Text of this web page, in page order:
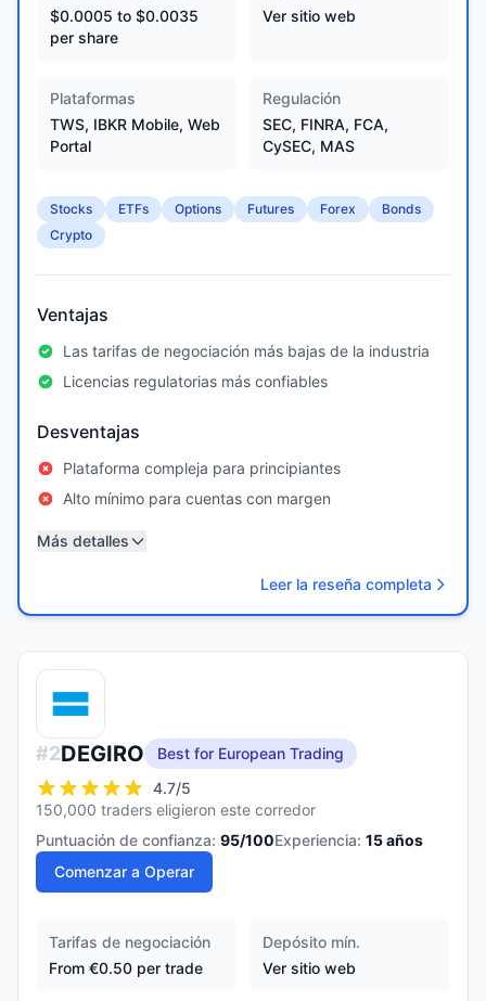
$0.0005 to $0.0035
per share
Ver sitio web
Plataformas
TWS, IBKR Mobile, Web
Portal
Regulación
SEC, FINRA, FCA,
CySEC, MAS
Stocks ETFs Options Futures Forex
Bonds
Crypto
Ventajas
Las tarifas de negociación más bajas de la industria
Licencias regulatorias más confiables
Desventajas
Plataforma compleja para principiantes
Alto mínimo para cuentas con margen
Más detalles
Leer la reseña completa
#2DEGIRO
Best for European Trading
4.7/5
150,000 traders eligieron este corredor
Puntuación de confianza: 95/100Experiencia: 15años
Comenzar a Operar
Tarifas de negociación
From €0.50 per trade
Depósito mín.
Ver sitio web